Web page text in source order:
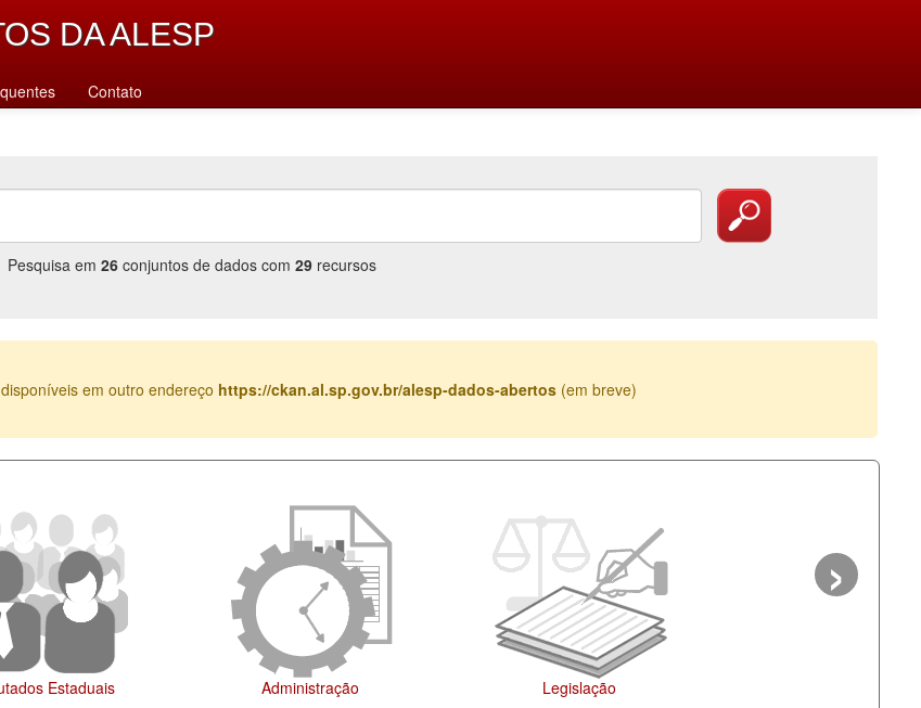
DA ALESP
Contato
Pesquisa em 26 conjuntos de dados com 29 recursos
em outro endereço https://ckan.al.sp.gov.br/alesp-dados-abertos (em breve)
Legislação
›